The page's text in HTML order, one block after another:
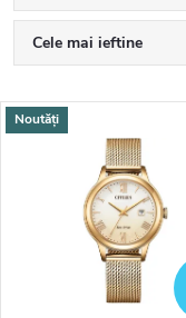
S
e
Cele mai ieftine
Alfabetic
L
Noutăți